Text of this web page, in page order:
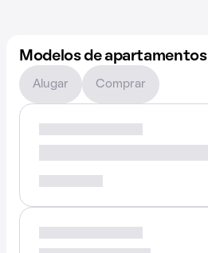
Modelos de apartamentos
Alugar Comprar